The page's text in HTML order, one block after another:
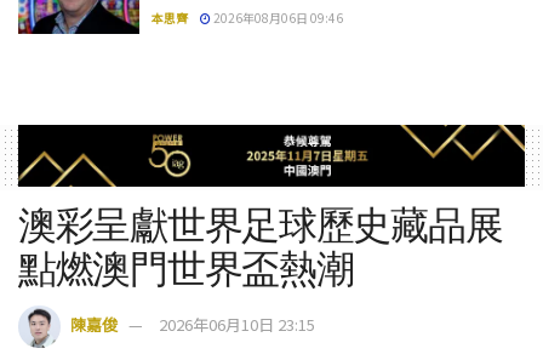
本思齊 2026年08月06日 09:46
澳彩呈獻世界足球歷史藏品展
點燃澳門世界盃熱潮
陳嘉俊 2026年06月10日 23:15